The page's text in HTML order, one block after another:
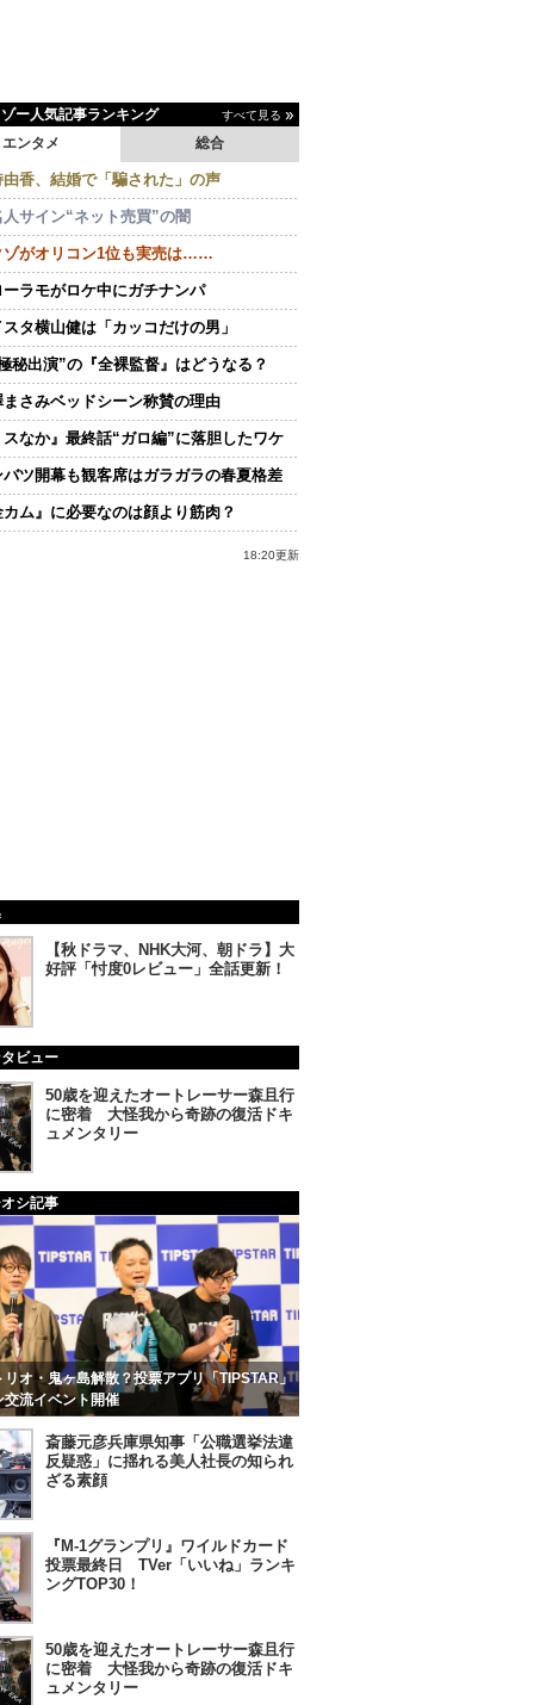
ー人気記事ランキング すべて見る
エンタメ 総合
由香、結婚で「騙された」の声
人サイン“ネット売買”の闇
ゾがオリコン1位も実売は……
ーラモがロケ中にガチナンパ
タ横山健は「カッコだけの男」
秘出演”の『全裸監督』はどうなる？
まさみベッドシーン称賛の理由
スなか』最終話“ガロ編”に落胆したワケ
バツ開幕も観客席はガラガラの春夏格差
カム』に必要なのは顔より筋肉？
18:20更新
【秋ドラマ、NHK大河、朝ドラ】大
好評「忖度0レビュー」全話更新！
ビュー
50歳を迎えたオートレーサー森且行
に密着 大怪我から奇跡の復活ドキ
ュメンタリー
シ記事
リオ・鬼ヶ島解散？投票アプリ「TIPSTAR」
交流イベント開催
斎藤元彦兵庫県知事「公職選挙法違
反疑惑」に揺れる美人社長の知られ
ざる素顔
『M-1グランプリ』ワイルドカード
投票最終日 TVer「いいね」ランキ
ングTOP30！
50歳を迎えたオートレーサー森且行
に密着 大怪我から奇跡の復活ドキ
ュメンタリー